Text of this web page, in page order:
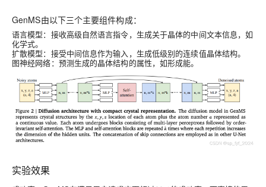
GenMS由以下三个主要组件构成：
语言模型：接收高级自然语言指令，生成关于晶体的中间文本信息，如
化学式。
扩散模型：接受中间信息作为输入，生成低级别的连续值晶体结构。
图神经网络：预测生成的晶体结构的属性，如形成能。
实验效果